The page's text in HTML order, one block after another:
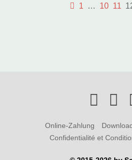
1 … 10 11
Online-Zahlung
Confidentialité et